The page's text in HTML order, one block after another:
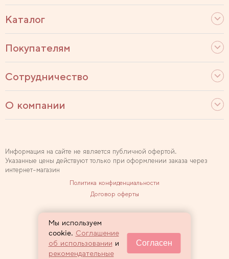
Каталог
Покупателям
Сотрудничество
О компании
2007 — 2026 Sewclub
Информация на сайте не является публичной офертой.
Указанные цены действуют только при оформлении заказа через
интернет-магазин
Политика конфиденциальности
Договор оферты
Мы используем
cookie. Соглашение
об использовании и
рекомендательные
Согласен